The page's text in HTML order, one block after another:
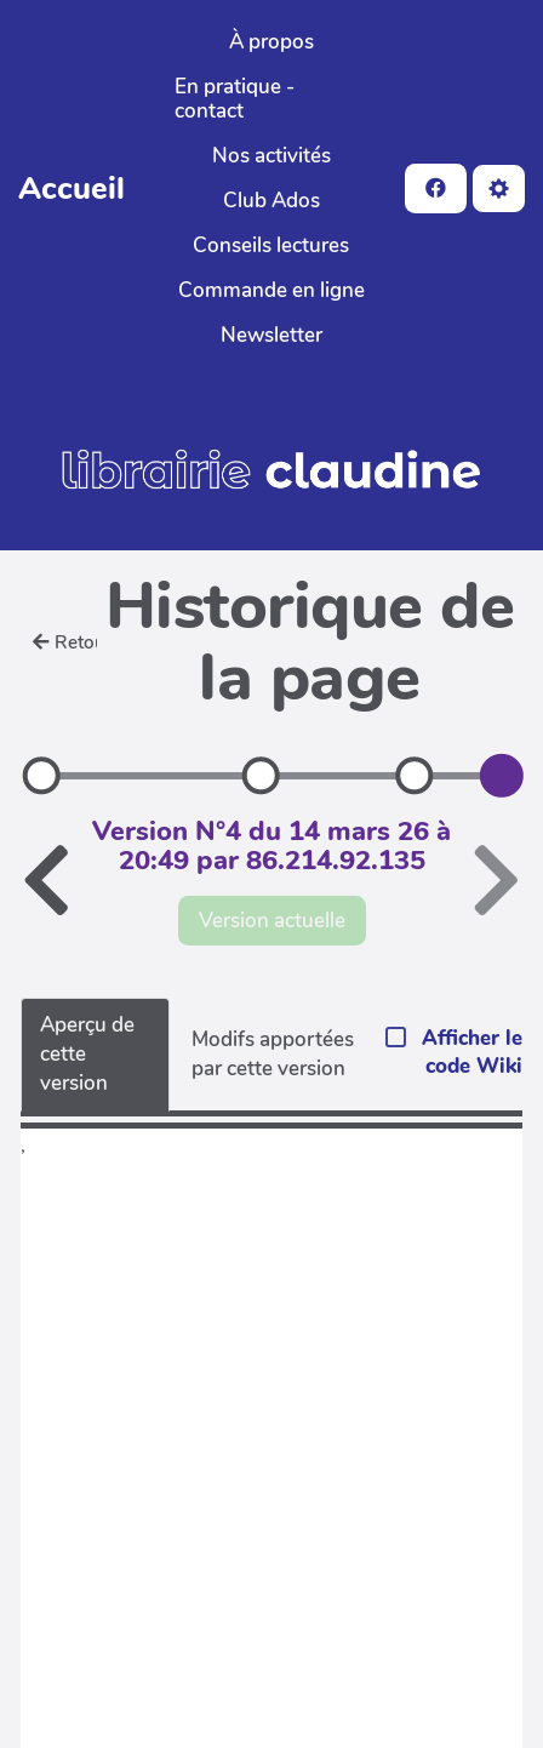
Aller au contenu principal
Accueil
À propos
En pratique -
contact
Nos activités
Club Ados
Conseils lectures
Commande en ligne
Newsletter
Retour Historique de
la page
Version N°4 du 14 mars 26 à
20:49 par 86.214.92.135
Version actuelle
Aperçu de
cette
version
Modifs apportées
par cette version
Afficher le
code Wiki